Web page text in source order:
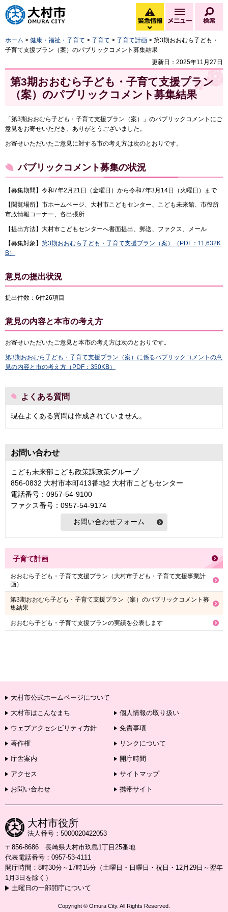
大村市
緊急情報
緊急情報を開く
メニュー
ホーム > 健康・福祉・子育て > 子育て > 子育て計画 > 第3期おおむら子ども・
子育て支援プラン（案）のパブリックコメント募集結果
更新日：2025年11月27日
第3期おおむら子ども・子育て支援プラン
（案）のパブリックコメント募集結果
「第3期おおむら子ども・子育て支援プラン（案）」のパブリックコメントにご
意見をお寄せいただき、ありがとうございました。
お寄せいただいたご意見に対する市の考え方は次のとおりです。
パブリックコメント募集の状況
【募集期間】令和7年2月21日（金曜日）から令和7年3月14日（火曜日）まで
【閲覧場所】市ホームページ、大村市こどもセンター、こども未来館、市役所
市政情報コーナー、各出張所
【提出方法】大村市こどもセンターへ書面提出、郵送、ファクス、メール
【募集対象】 第3期おおむら子ども・子育て支援プラン（案）（PDF：11,632K
B）
意見の提出状況
提出件数：6件26項目
意見の内容と本市の考え方
お寄せいただいたご意見と本市の考え方は次のとおりです。
第3期おおむら子ども・子育て支援プラン（案）に係るパブリックコメントの意
見の内容と市の考え方（PDF：350KB）
よくある質問
現在よくある質問は作成されていません。
お問い合わせ
こども未来部こども政策課政策グループ
856-0832 大村市本町413番地2 大村市こどもセンター
電話番号：0957-54-9100
ファクス番号：0957-54-9174
子育て計画
おおむら子ども・子育て支援プラン（大村市子ども・子育て支援事業計
画）
第3期おおむら子ども・子育て支援プラン（案）のパブリックコメント募
集結果
おおむら子ども・子育て支援プランの実績を公表します
大村市公式ホームページについて
大村市はこんなまち
個人情報の取り扱い
ウェブアクセシビリティ方針
免責事項
著作権
リンクについて
庁舎案内
開庁時間
アクセス
サイトマップ
お問い合わせ
携帯サイト
大村市役所
法人番号：5000020422053
〒856-8686 長崎県大村市玖島1丁目25番地
代表電話番号：0957-53-4111
開庁時間：8時30分～17時15分（土曜日・日曜日・祝日・12月29日～翌年
1月3日を除く）
土曜日の一部開庁について
Copyright © Omura City. All Rights Reserved.